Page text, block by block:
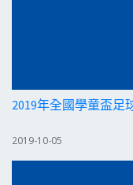
2019年全國學童盃足
2019-10-05